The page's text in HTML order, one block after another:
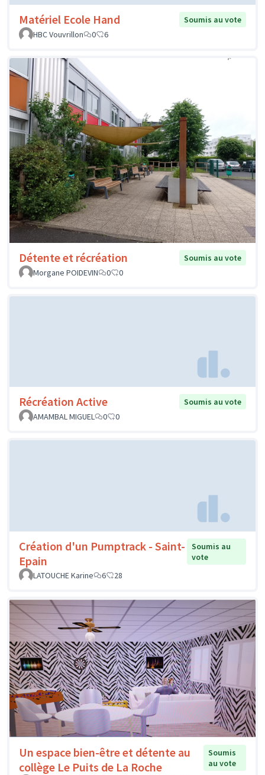
Matériel Ecole Hand
Soumis au vote
HBC Vouvrillon
0 6
Détente et récréation
Soumis au vote
Morgane POIDEVIN
0 0
Récréation Active
Soumis au vote
AMAMBAL MIGUEL
0 0
Création d'un Pumptrack - Saint-
Epain
Soumis au
vote
LATOUCHE Karine
6 28
Un espace bien-être et détente au
collège Le Puits de La Roche
Soumis
au vote